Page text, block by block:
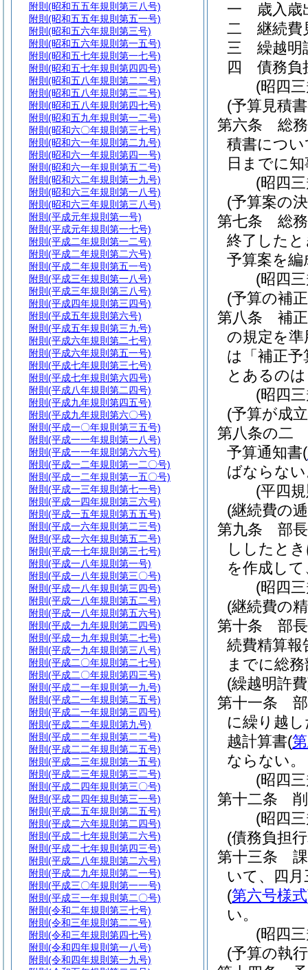
一
歳入歳
二
継続費
三
繰越明
四
債務負
(昭四
(予算見積
第六条
総
積書につ
日までに
(昭四
(予算案の
第七条
総
終了した
予算案を
(昭四
(予算の補
第八条
補
の規定を
は「補正
とあるの
(昭四
(予算が成
第八条の二
予算通知書(
ばならな
(平四
(継続費の
第九条
部
ししたと
を作成し
(昭四
(継続費の
第十条
部
続費精算報
までに総
(繰越明許
第十一条
に繰り越
越計算書(
ならない。
(昭四
第十二条
(昭四
(債務負担
第十三条
いて、四
(第六号様式
い。
(昭四
(予算の執
附則 (昭和五五年規則第三八号)
附則 (昭和五五年規則第五一号)
附則 (昭和五六年規則第三号)
附則 (昭和五六年規則第一五号)
附則 (昭和五七年規則第一七号)
附則 (昭和五七年規則第四四号)
附則 (昭和五八年規則第二二号)
附則 (昭和五八年規則第三二号)
附則 (昭和五八年規則第四七号)
附則 (昭和五九年規則第一二号)
附則 (昭和六〇年規則第三七号)
附則 (昭和六一年規則第二九号)
附則 (昭和六一年規則第四一号)
附則 (昭和六一年規則第五二号)
附則 (昭和六二年規則第一九号)
附則 (昭和六三年規則第一八号)
附則 (昭和六三年規則第三八号)
附則 (平成元年規則第一号)
附則 (平成元年規則第一七号)
附則 (平成二年規則第一二号)
附則 (平成二年規則第二六号)
附則 (平成二年規則第五一号)
附則 (平成三年規則第一八号)
附則 (平成三年規則第三八号)
附則 (平成四年規則第三四号)
附則 (平成五年規則第六号)
附則 (平成五年規則第三九号)
附則 (平成六年規則第二七号)
附則 (平成六年規則第五一号)
附則 (平成七年規則第三七号)
附則 (平成七年規則第六四号)
附則 (平成八年規則第二四号)
附則 (平成九年規則第四五号)
附則 (平成九年規則第六〇号)
附則 (平成一〇年規則第三五号)
附則 (平成一一年規則第一八号)
附則 (平成一一年規則第六六号)
附則 (平成一二年規則第一二〇号)
附則 (平成一二年規則第一五〇号)
附則 (平成一三年規則第七一号)
附則 (平成一四年規則第三六号)
附則 (平成一五年規則第五五号)
附則 (平成一六年規則第二三号)
附則 (平成一六年規則第五二号)
附則 (平成一七年規則第三七号)
附則 (平成一八年規則第一号)
附則 (平成一八年規則第三〇号)
附則 (平成一八年規則第三四号)
附則 (平成一八年規則第五二号)
附則 (平成一八年規則第五六号)
附則 (平成一九年規則第二四号)
附則 (平成一九年規則第二七号)
附則 (平成一九年規則第三八号)
附則 (平成二〇年規則第二七号)
附則 (平成二〇年規則第四三号)
附則 (平成二一年規則第一九号)
附則 (平成二一年規則第二五号)
附則 (平成二一年規則第三四号)
附則 (平成二二年規則第九号)
附則 (平成二二年規則第二二号)
附則 (平成二二年規則第二五号)
附則 (平成二三年規則第一五号)
附則 (平成二三年規則第三二号)
附則 (平成二四年規則第三〇号)
附則 (平成二四年規則第三一号)
附則 (平成二五年規則第二五号)
附則 (平成二六年規則第二四号)
附則 (平成二七年規則第二六号)
附則 (平成二七年規則第四三号)
附則 (平成二八年規則第二六号)
附則 (平成二九年規則第二一号)
附則 (平成三〇年規則第一一号)
附則 (平成三一年規則第二〇号)
附則 (令和二年規則第三七号)
附則 (令和三年規則第二二号)
附則 (令和三年規則第四七号)
附則 (令和四年規則第一八号)
附則 (令和四年規則第一九号)